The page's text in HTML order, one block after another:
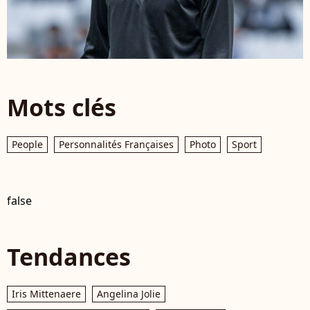
Mots clés
People Personnalités Françaises Photo Sport
false
Tendances
Iris Mittenaere
Angelina Jolie